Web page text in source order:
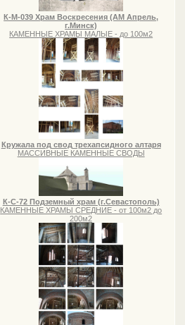
К-М-039 Храм Воскресения (АМ Апрель,
г.Минск)
КАМЕННЫЕ ХРАМЫ МАЛЫЕ - до 100м2
Кружала под свод трехапсидного алтаря
МАССИВНЫЕ КАМЕННЫЕ СВОДЫ
К-С-72 Подземный храм (г.Севастополь)
КАМЕННЫЕ ХРАМЫ СРЕДНИЕ - от 100м2 до
200м2